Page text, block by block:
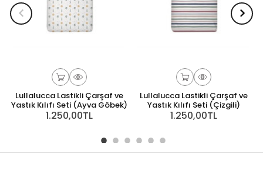
Lullalucca Lastikli Çarşaf ve
Yastık Kılıfı Seti (Ayva Göbek)
1.250,00TL
Lullalucca Lastikli Çarşaf ve
Yastık Kılıfı Seti (Çizgili)
1.250,00TL